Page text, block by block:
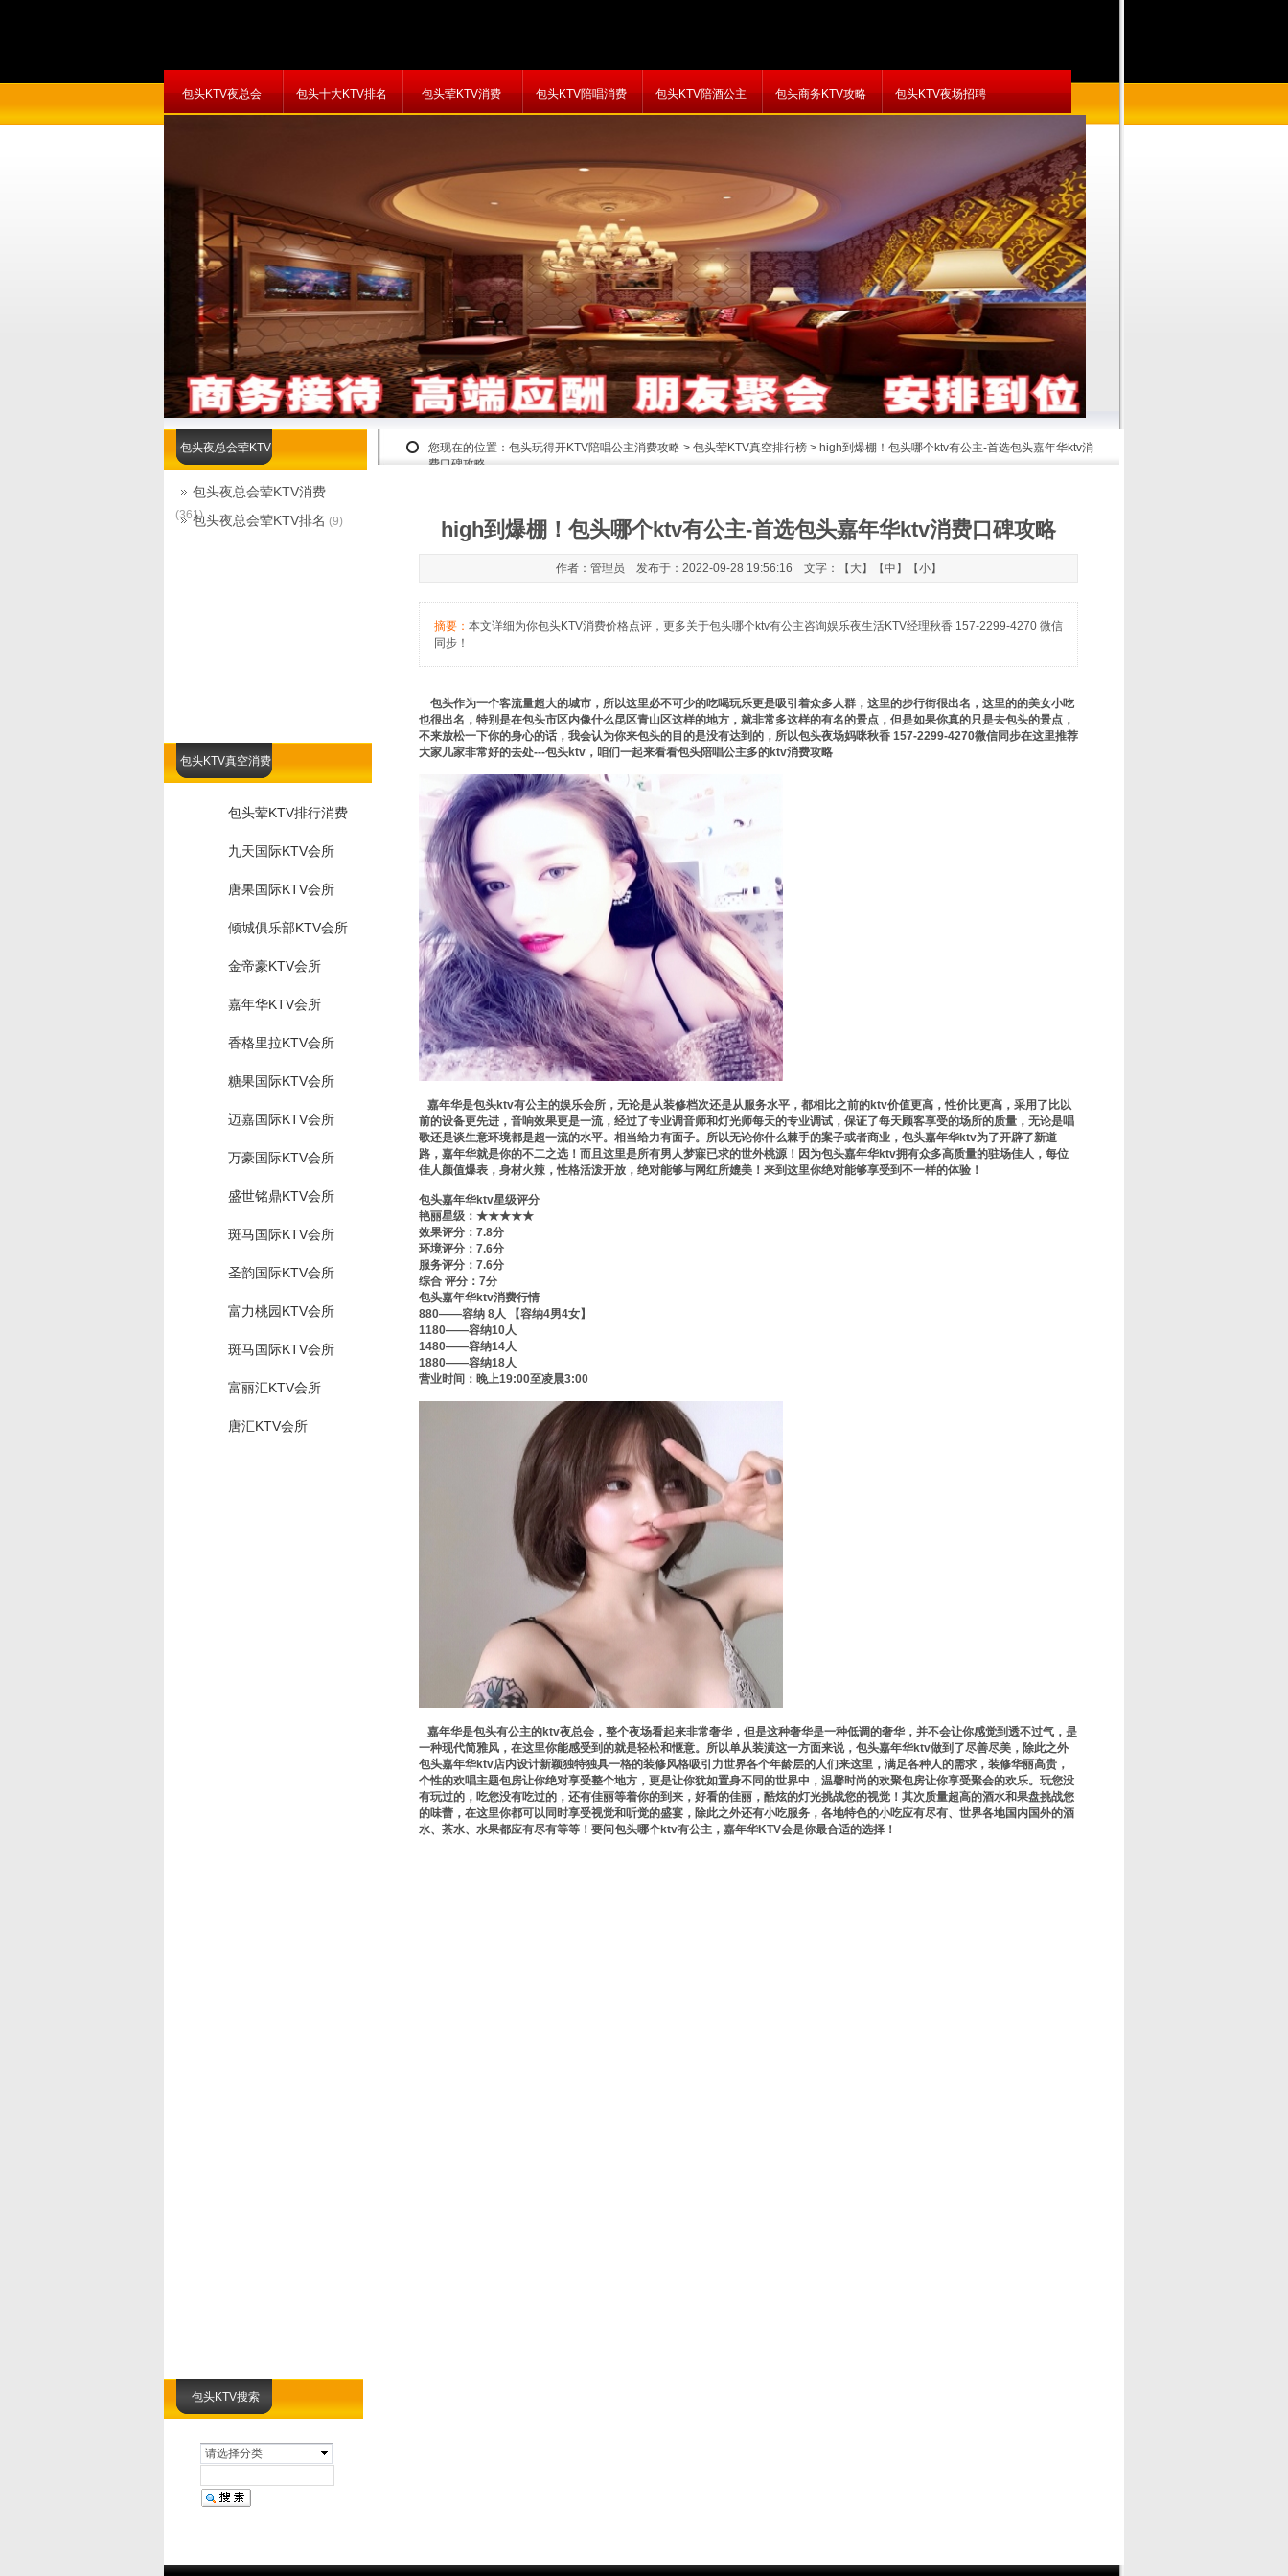
包头KTV夜总会 包头十大KTV排名 包头荤KTV消费 包头KTV陪唱消费 包头KTV陪酒公主 包头商务KTV攻略 包头KTV夜场招聘
包头KTV搜索
请选择分类
您现在的位置： 包头玩得开KTV陪唱公主消费攻略 > 包头荤KTV真空排行榜 > high到爆棚！包头哪个ktv有公主-首选包头嘉年华ktv消
费口碑攻略
包头KTV真空消费
包头荤KTV排行消费
九天国际KTV会所
唐果国际KTV会所
倾城俱乐部KTV会所
金帝豪KTV会所
嘉年华KTV会所
香格里拉KTV会所
糖果国际KTV会所
迈嘉国际KTV会所
万豪国际KTV会所
盛世铭鼎KTV会所
斑马国际KTV会所
圣韵国际KTV会所
富力桃园KTV会所
斑马国际KTV会所
富丽汇KTV会所
唐汇KTV会所
high到爆棚！包头哪个ktv有公主-首选包头嘉年华ktv消费口碑攻略
作者：管理员 发布于：2022-09-28 19:56:16 文字：【 大】【中 】【小】
摘要： 本文详细为你包头KTV消费价格点评，更多关于包头哪个ktv有公主咨询娱乐夜生活KTV经理秋香 157-2299-4270 微信
同步！
包头作为一个客流量超大的城市，所以这里必不可少的吃喝玩乐更是吸引着众多人群，这里的步行街很出名，这里的的美女小吃
也很出名，特别是在包头市区内像什么昆区青山区这样的地方，就非常多这样的有名的景点，但是如果你真的只是去包头的景点，
不来放松一下你的身心的话，我会认为你来包头的目的是没有达到的，所以包头夜场妈咪秋香 157-2299-4270微信同步在这里推荐
大家几家非常好的去处---包头ktv，咱们一起来看看包头陪唱公主多的ktv消费攻略
嘉年华是包头ktv有公主的娱乐会所，无论是从装修档次还是从服务水平，都相比之前的ktv价值更高，性价比更高，采用了比以
前的设备更先进，音响效果更是一流，经过了专业调音师和灯光师每天的专业调试，保证了每天顾客享受的场所的质量，无论是唱
歌还是谈生意环境都是超一流的水平。相当给力有面子。所以无论你什么棘手的案子或者商业，包头嘉年华ktv为了开辟了新道
路，嘉年华就是你的不二之选！而且这里是所有男人梦寐已求的世外桃源！因为包头嘉年华ktv拥有众多高质量的驻场佳人，每位
佳人颜值爆表，身材火辣，性格活泼开放，绝对能够与网红所媲美！来到这里你绝对能够享受到不一样的体验！
包头嘉年华ktv星级评分
艳丽星级：★★★★★
效果评分：7.8分
环境评分：7.6分
服务评分：7.6分
综合 评分：7分
包头嘉年华ktv消费行情
880——容纳 8人 【容纳4男4女】
1180——容纳10人
1480——容纳14人
1880——容纳18人
营业时间：晚上19:00至凌晨3:00
嘉年华是包头有公主的ktv夜总会，整个夜场看起来非常奢华，但是这种奢华是一种低调的奢华，并不会让你感觉到透不过气，是
一种现代简雅风，在这里你能感受到的就是轻松和惬意。所以单从装潢这一方面来说，包头嘉年华ktv做到了尽善尽美，除此之外
包头嘉年华ktv店内设计新颖独特独具一格的装修风格吸引力世界各个年龄层的人们来这里，满足各种人的需求，装修华丽高贵，
个性的欢唱主题包房让你绝对享受整个地方，更是让你犹如置身不同的世界中，温馨时尚的欢聚包房让你享受聚会的欢乐。玩您没
有玩过的，吃您没有吃过的，还有佳丽等着你的到来，好看的佳丽，酷炫的灯光挑战您的视觉！其次质量超高的酒水和果盘挑战您
的味蕾，在这里你都可以同时享受视觉和听觉的盛宴，除此之外还有小吃服务，各地特色的小吃应有尽有、世界各地国内国外的酒
水、茶水、水果都应有尽有等等！要问包头哪个ktv有公主，嘉年华KTV会是你最合适的选择！
包头夜总会荤KTV
包头夜总会荤KTV消费
(361)包头夜总会荤KTV排名 (9)